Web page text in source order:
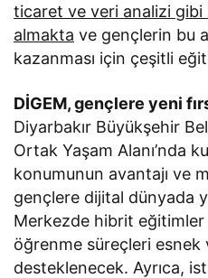
ticaret ve veri analizi
almakta ve gençlerin bu
kazanması için çeşitli
DİGEM, gençlere yeni
Diyarbakır Büyükşehir
Ortak Yaşam Alanı’nda
konumunun avantajı ve
gençlere dijital dünyada
Merkezde hibrit
öğrenme süreçleri esnek
desteklenecek. Ayrıca,